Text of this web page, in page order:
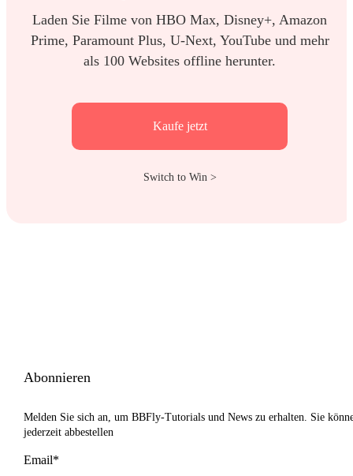
Laden Sie Filme von HBO Max, Disney+, Amazon
Prime, Paramount Plus, U-Next, YouTube und mehr
als 100 Websites offline herunter.
Kaufe jetzt
Switch to Win >
Abonnieren
Melden Sie sich an, um BBFly-Tutorials und News zu erhalten. Sie
jederzeit abbestellen
Email*